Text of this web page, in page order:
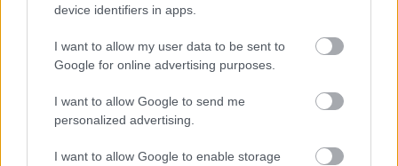
device identifiers in apps.
I want to allow my user data to be sent to
Google for online advertising purposes.
I want to allow Google to send me
personalized advertising.
I want to allow Google to enable storage